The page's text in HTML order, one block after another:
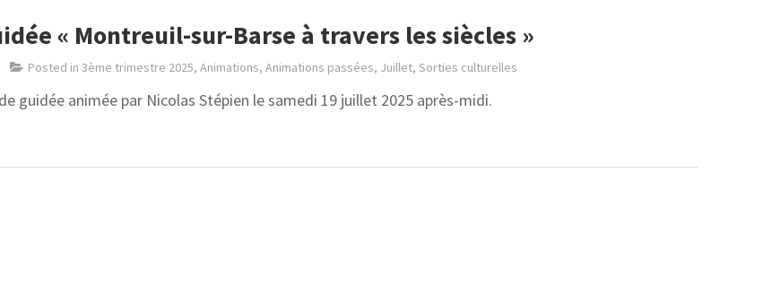
« Montreuil-sur-Barse à travers les siècles »
Posted in 3ème trimestre 2025, Animations, Animations passées, Juillet, Sorties culturelles
guidée animée par Nicolas Stépien le samedi 19 juillet 2025 après-midi.